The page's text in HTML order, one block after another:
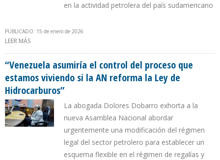
en la actividad petrolera del país sudamericano
PUBLICADO: 15 de enero de 2026
LEER MÁS
LEGISLACIÓN ANTIBLOQUEO
“Venezuela asumiría el control del proceso que
estamos viviendo si la AN reforma la Ley de
Hidrocarburos”
La abogada Dolores Dobarro exhorta a la
nueva Asamblea Nacional abordar
urgentemente una modificación del régimen
legal del sector petrolero para establecer un
esquema flexible en el régimen de regalías y